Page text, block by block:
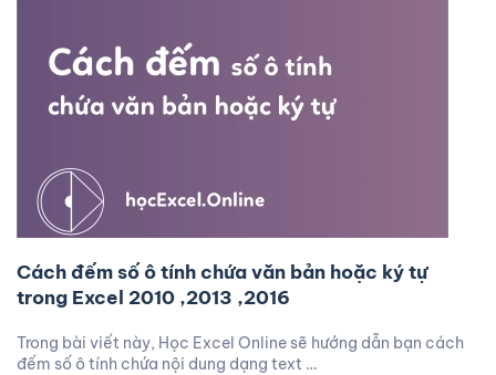
Cách đếm số ô tính chứa văn bản hoặc ký tự
trong Excel 2010 ,2013 ,2016
Trong bài viết này, Học Excel Online sẽ hướng dẫn bạn cách
đếm số ô tính chứa nội dung dạng text …